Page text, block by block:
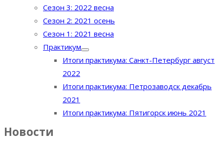
Сезон 3: 2022 весна
Сезон 2: 2021 осень
Сезон 1: 2021 весна
Практикум
Итоги практикума: Санкт-Петербург август
2022
Итоги практикума: Петрозаводск декабрь
2021
Итоги практикума: Пятигорск июнь 2021
Новости